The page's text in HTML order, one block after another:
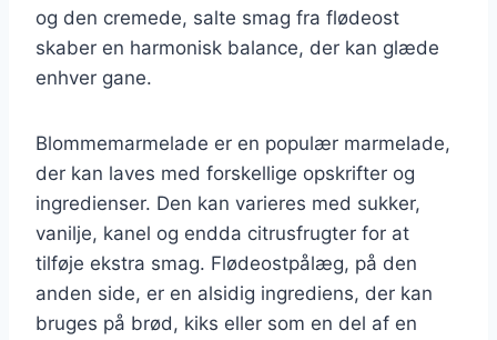
og den cremede, salte smag fra flødeost
skaber en harmonisk balance, der kan glæde
enhver gane.
Blommemarmelade er en populær marmelade,
der kan laves med forskellige opskrifter og
ingredienser. Den kan varieres med sukker,
vanilje, kanel og endda citrusfrugter for at
tilføje ekstra smag. Flødeostpålæg, på den
anden side, er en alsidig ingrediens, der kan
bruges på brød, kiks eller som en del af en